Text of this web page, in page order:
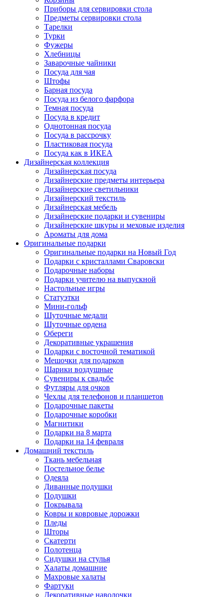
Приборы для сервировки стола
Предметы сервировки стола
Тарелки
Турки
Фужеры
Хлебницы
Заварочные чайники
Посуда для чая
Штофы
Барная посуда
Посуда из белого фарфора
Темная посуда
Посуда в кредит
Однотонная посуда
Посуда в рассрочку
Пластиковая посуда
Посуда как в ИКЕА
Дизайнерская коллекция
Дизайнерская посуда
Дизайнерские предметы интерьера
Дизайнерские светильники
Дизайнерский текстиль
Дизайнерская мебель
Дизайнерские подарки и сувениры
Дизайнерские шкуры и меховые изделия
Ароматы для дома
Оригинальные подарки
Оригинальные подарки на Новый Год
Подарки с кристаллами Сваровски
Подарочные наборы
Подарки учителю на выпускной
Настольные игры
Статуэтки
Мини-гольф
Шуточные медали
Шуточные ордена
Обереги
Декоративные украшения
Подарки с восточной тематикой
Мешочки для подарков
Шарики воздушные
Сувениры к свадьбе
Футляры для очков
Чехлы для телефонов и планшетов
Подарочные пакеты
Подарочные коробки
Магнитики
Подарки на 8 марта
Подарки на 14 февраля
Домашний текстиль
Ткань мебельная
Постельное белье
Одеяла
Диванные подушки
Подушки
Покрывала
Ковры и ковровые дорожки
Пледы
Шторы
Скатерти
Полотенца
Сидушки на стулья
Халаты домашние
Махровые халаты
Фартуки
Декоративные наволочки